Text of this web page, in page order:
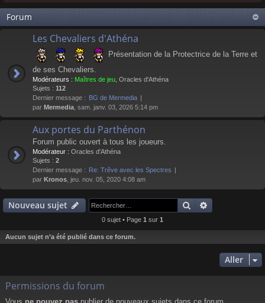
Forum
Les Chevaliers d'Athéna
Présentation de la Protectrice de la Terre et
de ses Chevaliers.
Modérateurs : Maîtres de jeu Oracles d'Athéna
Sujets : 112
Dernier message : BG de Mermedia
par Mermedia , sam. janv. 03, 2026 5:14 pm
Aux portes du Parthénon
Forum public ouvert à tous les joueurs.
Modérateur : Oracles d'Athéna
Sujets : 2
Dernier message : Re: Trêve avec les Spectres
par Kronos , jeu. nov. 05, 2020 4:08 am
Nouveau sujet Rechercher
0 sujet • Page 1 sur 1
Aucun sujet n’a été publié dans ce forum.
Aller
Permissions du forum